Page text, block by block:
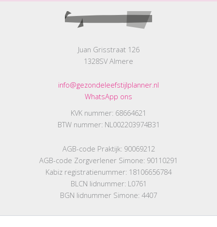
Juan Grisstraat 126
1328SV Almere
info@gezondeleefstijlplanner.nl
WhatsApp ons
KVK nummer: 68664621
BTW nummer: NL002203974B31
AGB-code Praktijk: 90069212
AGB-code Zorgverlener Simone: 90110291
Kabiz registratienummer: 18106656784
BLCN lidnummer: L0761
BGN lidnummer Simone: 4407